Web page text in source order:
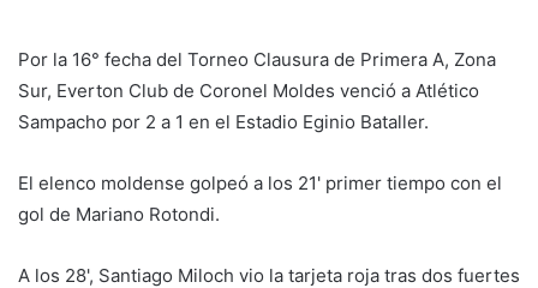
Por la 16° fecha del Torneo Clausura de Primera A, Zona
Sur, Everton Club de Coronel Moldes venció a Atlético
Sampacho por 2 a 1 en el Estadio Eginio Bataller.
El elenco moldense golpeó a los 21' primer tiempo con el
gol de Mariano Rotondi.
A los 28', Santiago Miloch vio la tarjeta roja tras dos fuertes